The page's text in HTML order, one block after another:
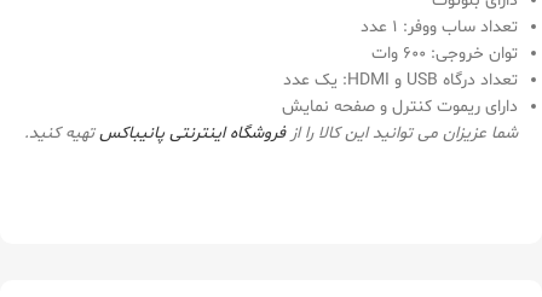
تعداد ساب ووفر: 1 عدد
توان خروجی: 600 وات
تعداد درگاه USB و HDMI: یک عدد
دارای ریموت کنترل و صفحه نمایش
شما عزیزان می توانید این کالا را ازفروشگاه اینترنتی پانیباکستهیه کنید.